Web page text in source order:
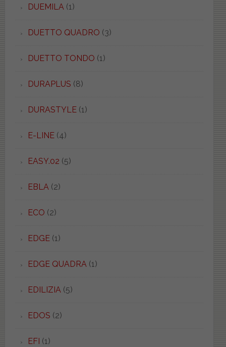
DUEMILA (1)
DUETTO QUADRO (3)
DUETTO TONDO (1)
DURAPLUS (8)
DURASTYLE(1)
E-LINE(4)
EASY.02 (5)
EBLA (2)
ECO (2)
EDGE(1)
EDGE QUADRA (1)
EDILIZIA (5)
EDOS (2)
EFI (1)